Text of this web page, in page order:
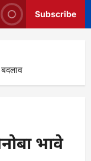
Subscribe
बदलाव
भावे